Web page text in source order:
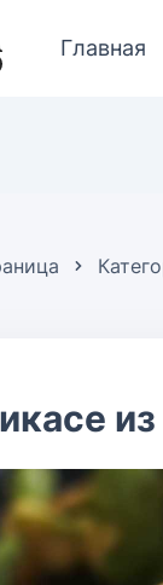
Главная